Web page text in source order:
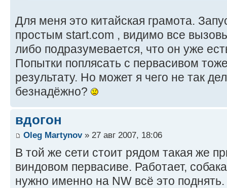
Для меня это китайская грамота.
простым start.com , видимо все
либо подразумевается, что он уже
Попытки поплясать с первасивом
результату. Но может я чего не так
безнадёжно?
вдогон
Oleg Martynov» 27 авг 2007, 18:06
В той же сети стоит рядом такая же
виндовом первасиве. Работает,
нужно именно на NW всё это поднять.